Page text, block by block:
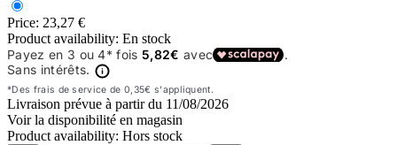
Price: 23,27 €
Product availability: En stock
Livraison prévue à partir du 11/08/2026
Voir la disponibilité en magasin
Product availability: Hors stock